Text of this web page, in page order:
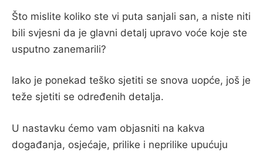
Što mislite koliko ste vi puta sanjali san, a niste niti
bili svjesni da je glavni detalj upravo voće koje ste
usputno zanemarili?
Iako je ponekad teško sjetiti se snova uopće, još je
teže sjetiti se određenih detalja.
U nastavku ćemo vam objasniti na kakva
događanja, osjećaje, prilike i neprilike upućuju